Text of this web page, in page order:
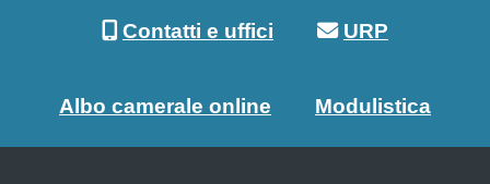
Contatti e uffici URP
Albo camerale online Modulistica